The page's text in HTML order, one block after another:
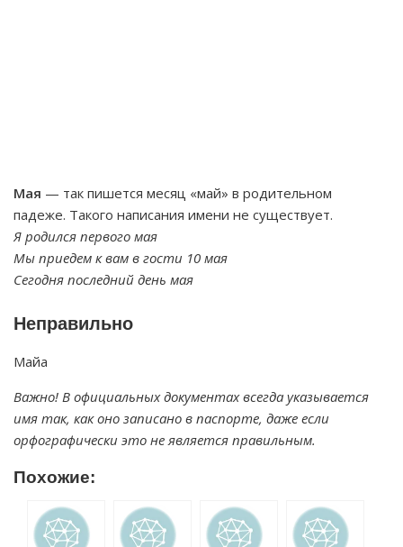
Мая — так пишется месяц «май» в родительном
падеже. Такого написания имени не существует.
Я родился первого мая
Мы приедем к вам в гости 10 мая
Сегодня последний день мая
Неправильно
Майа
Важно! В официальных документах всегда указывается
имя так, как оно записано в паспорте, даже если
орфографически это не является правильным.
Похожие: